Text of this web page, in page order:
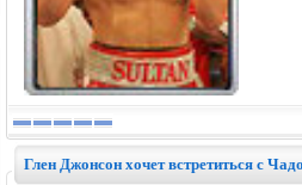
Глен Джонсон хочет встретиться с